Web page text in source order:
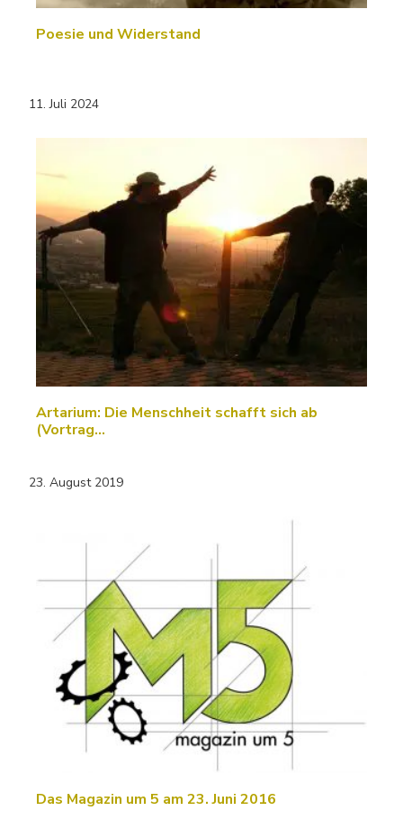
Poesie und Widerstand
11. Juli 2024
Artarium: Die Menschheit schafft sich ab
(Vortrag…
23. August 2019
Das Magazin um 5 am 23. Juni 2016